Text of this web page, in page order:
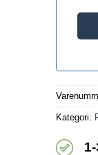
Kategori: